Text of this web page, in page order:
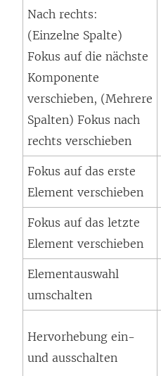
Nach rechts:
(Einzelne Spalte)
Fokus auf die nächste
Komponente
verschieben, (Mehrere
Spalten) Fokus nach
rechts verschieben
Fokus auf das erste
Element verschieben
Fokus auf das letzte
Element verschieben
Elementauswahl
umschalten
Hervorhebung ein-
und ausschalten